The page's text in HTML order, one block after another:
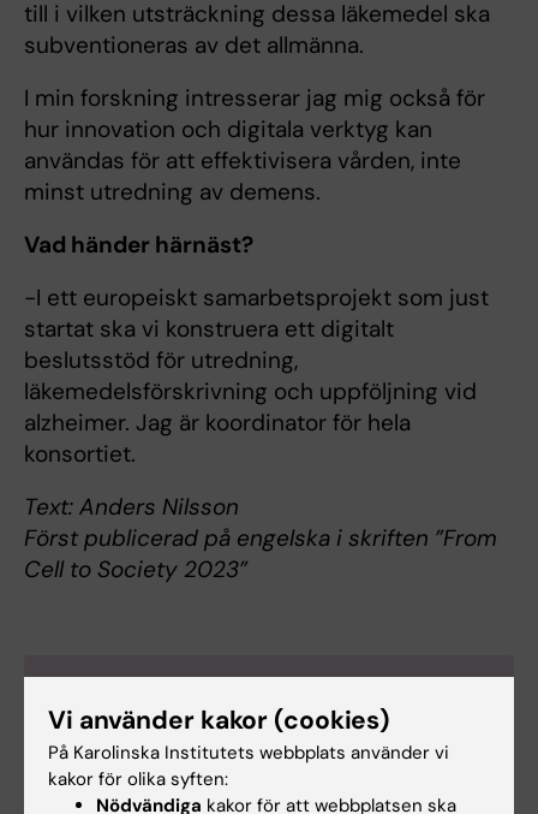
till i vilken utsträckning dessa läkemedel ska
subventioneras av det allmänna.
I min forskning intresserar jag mig också för
hur innovation och digitala verktyg kan
användas för att effektivisera vården, inte
minst utredning av demens.
Vad händer härnäst?
-I ett europeiskt samarbetsprojekt som just
startat ska vi konstruera ett digitalt
beslutsstöd för utredning,
läkemedelsförskrivning och uppföljning vid
alzheimer. Jag är koordinator för hela
konsortiet.
Text: Anders Nilsson
Först publicerad på engelska i skriften ”From
Cell to Society 2023”
Professor i hälsoekonomi vid institutionen för
neurobiologi, vårdvetenskap och samhälle
Linus Jönssonär född i Lund 1975. Han tog
Vi använder kakor (cookies)
På Karolinska Institutets webbplats använder vi
kakor för olika syften:
Nödvändiga kakor för att webbplatsen ska